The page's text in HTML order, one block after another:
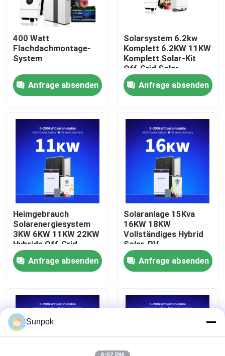
Heim
Produkte
Videos
Über uns
Werksbesichtigung
Qualitätskontrolle
Kontakt mit uns
Fälle
Bitte um ein Angebot
400 Watt
Flachdachmontage-
System
Anfrage absenden
Solarsystem 6.2kw
Komplett 6.2KW 11KW
Komplett Solar-Kit
Off-Grid Solar-
Panelsystem für Heim
Solarenergiesystem
Anfrage absenden
Heimgebrauch
Solarenergiesystem
3KW 6KW 11KW 22KW
Hybride Off-Grid-
Solarzellen Anlagen
LifePo4 Batterie Off-
Grid-Solarzellen-Kit
Anfrage absenden
Solaranlage 15Kva
16KW 18KW
Vollständiges Hybrid
Solar-PV-
Energiesystem für
ZuhauseAnfrage absenden
Sunpok